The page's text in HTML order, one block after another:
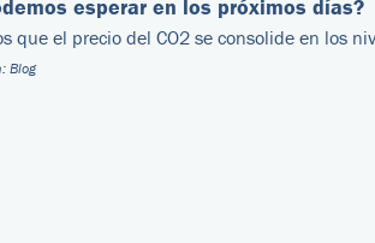
esperar en los próximos días?
que el precio del CO2 se consolide en los
Blog